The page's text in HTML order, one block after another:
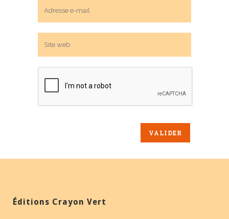
Éditions Crayon Vert